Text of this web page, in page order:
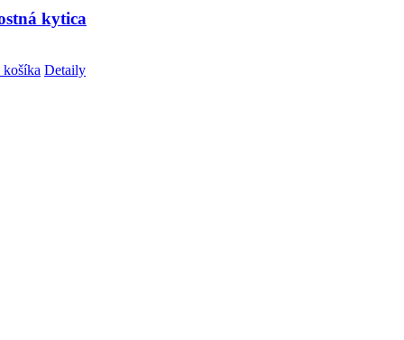
kytica
Detaily